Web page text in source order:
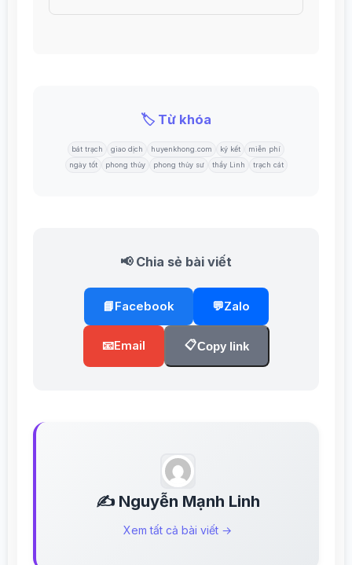
🏷️ Từ khóa
bát trạch giao dịch huyenkhong.com ký kết
miễn phí
ngày tốt
phong thủy phong thủy sư thầy Linh trạch cát
📢 Chia sẻ bài viết
📘Facebook 💬Zalo
📧Email 📋Copy link
✍️ Nguyễn Mạnh Linh
Xem tất cả bài viết →